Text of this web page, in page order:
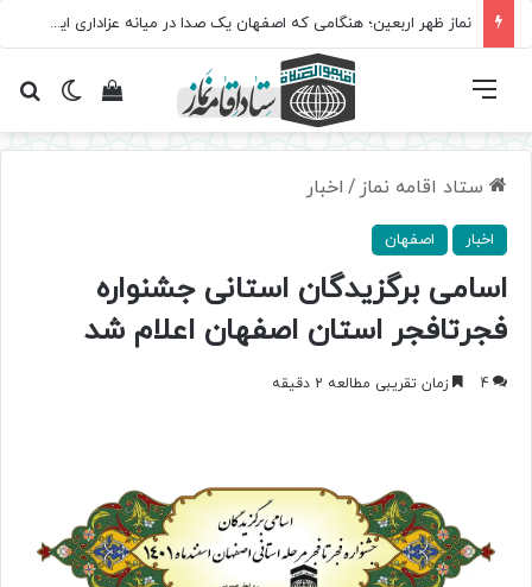
نماز ظهر اربعین؛ هنگامی که اصفهان یک صدا در میانه عزاداری ایستاد
تغییرمشاهده فهرست
ستاد اقامه نماز / اخبار
اخبار اصفهان
اسامی برگزیدگان استانی جشنواره
فجرتافجر استان اصفهان اعلام شد
4 زمان تقریبی مطالعه 2 دقیقه